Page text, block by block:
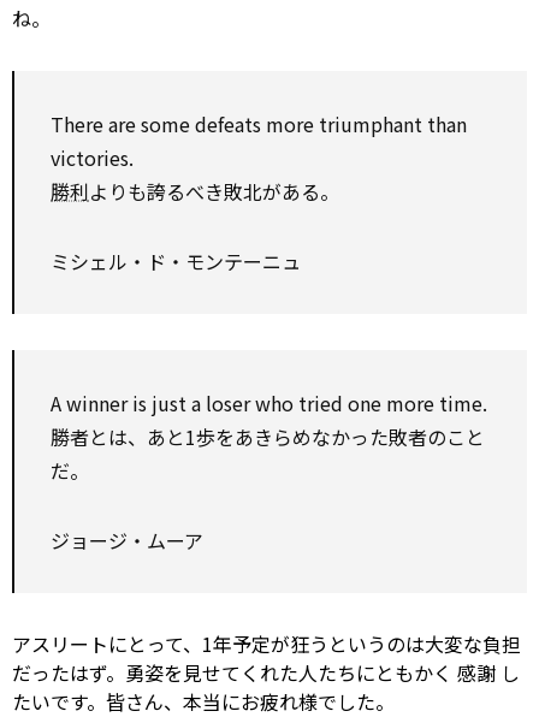
ね。
There are some defeats more triumphant than
victories.
勝利よりも誇るべき敗北がある。
ミシェル・ド・モンテーニュ
A winner is just a loserwho tried one more time.
勝者とは、あと1歩をあきらめなかった敗者のこと
だ。
ジョージ・ムーア
アスリートにとって、1年予定が狂うというのは大変な負担
だったはず。勇姿を見せてくれた人たちにともかく 感謝 し
たいです。皆さん、本当にお疲れ様でした。